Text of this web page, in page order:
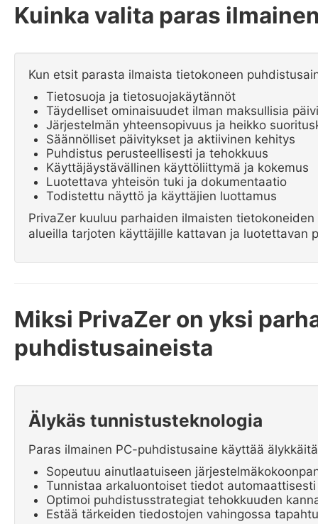
Kuinka valita paras
Kun etsit parasta ilmaista tietokoneen
Tietosuoja ja tietosuojakäytännöt
Täydelliset ominaisuudet ilman maksullisia
Järjestelmän yhteensopivuus ja heikko
Säännölliset päivitykset ja aktiivinen kehitys
Puhdistus perusteellisesti ja tehokkuus
Käyttäjäystävällinen käyttöliittymä ja kokemus
Luotettava yhteisön tuki ja dokumentaatio
Todistettu näyttö ja käyttäjien luottamus
PrivaZer kuuluu parhaiden ilmaisten
alueilla tarjoten käyttäjille kattavan ja luotettavan
Miksi PrivaZer on yksi
puhdistusaineista
Älykäs tunnistusteknologia
Paras ilmainen PC-puhdistusaine käyttää
Sopeutuu ainutlaatuiseen
Tunnistaa arkaluontoiset tiedot automaattisesti
Optimoi puhdistusstrategiat tehokkuuden
Estää tärkeiden tiedostojen vahingossa